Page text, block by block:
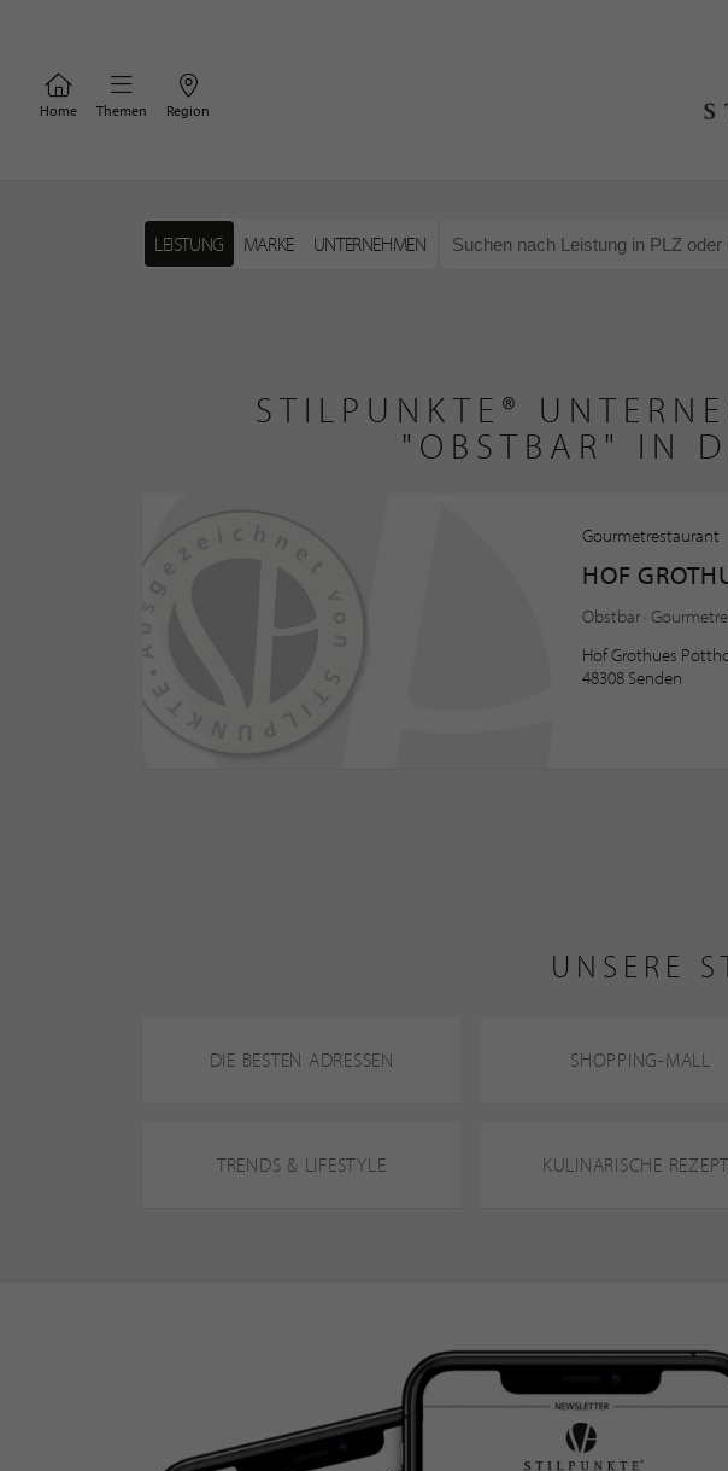
Home Themen Region
LEISTUNG MARKE UNTERNEHMEN
STILPUNKTE®
"OBSTBAR" IN
Gourmetrestaurant
HOF
Obstbar ·
Hof Grothues
48308 Senden
UNSERE
DIE BESTEN ADRESSEN SHOPPING-MALL
TRENDS & LIFESTYLE KULINARISCHE